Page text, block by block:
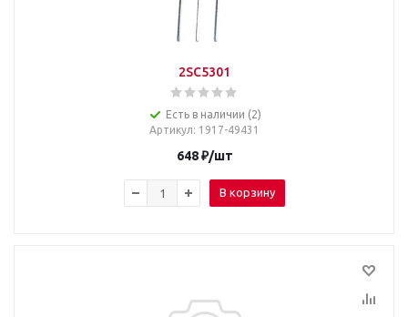
2SC5301
Есть в наличии (2)
Артикул: 1917-49431
648₽/шт
В корзину